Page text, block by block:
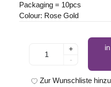
Packaging = 10pcs
Colour: Rose Gold
+
-
Zur Wunschliste